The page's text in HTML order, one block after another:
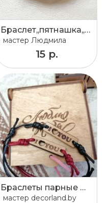
Браслет,,пятнашка,,😊
мастер Людмила
15 р.
Браслеты парные М и Ж
мастер decorland.by